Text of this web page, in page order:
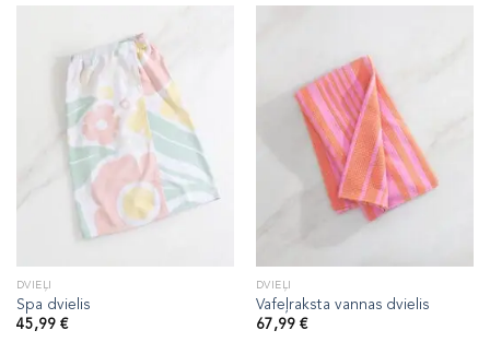
34,99 €
DVIEĻI
Spa dvielis
45,99 €
DVIEĻI
Vafeļraksta vannas dvielis
67,99 €